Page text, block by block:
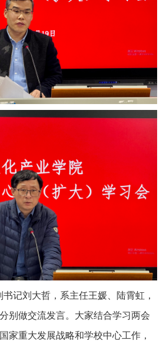
记刘大哲，系主任王媛、陆霄虹，
别做交流发言。大家结合学习两会
家重大发展战略和学校中心工作，